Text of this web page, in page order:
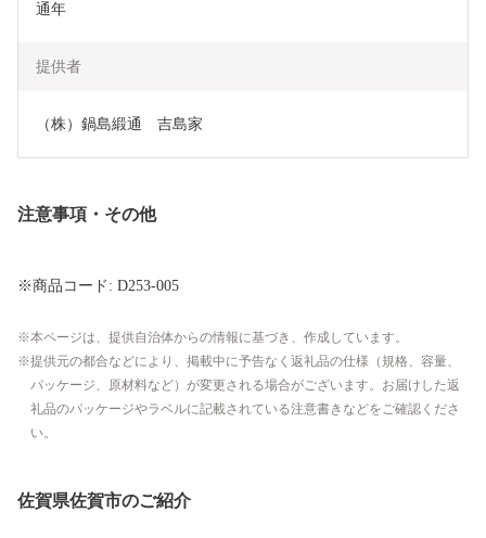
通年
提供者
（株）鍋島緞通　吉島家
注意事項・その他
※商品コード: D253-005
本ページは、提供自治体からの情報に基づき、作成しています。
提供元の都合などにより、掲載中に予告なく返礼品の仕様（規格、容量、
パッケージ、原材料など）が変更される場合がございます。お届けした返
礼品のパッケージやラベルに記載されている注意書きなどをご確認くださ
い。
佐賀県佐賀市のご紹介